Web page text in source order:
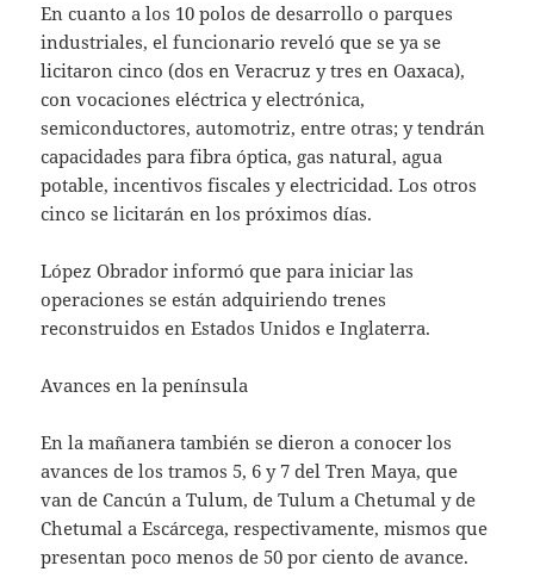
En cuanto a los 10 polos de desarrollo o parques
industriales, el funcionario reveló que se ya se
licitaron cinco (dos en Veracruz y tres en Oaxaca),
con vocaciones eléctrica y electrónica,
semiconductores, automotriz, entre otras; y tendrán
capacidades para fibra óptica, gas natural, agua
potable, incentivos fiscales y electricidad. Los otros
cinco se licitarán en los próximos días.
López Obrador informó que para iniciar las
operaciones se están adquiriendo trenes
reconstruidos en Estados Unidos e Inglaterra.
Avances en la península
En la mañanera también se dieron a conocer los
avances de los tramos 5, 6 y 7 del Tren Maya, que
van de Cancún a Tulum, de Tulum a Chetumal y de
Chetumal a Escárcega, respectivamente, mismos que
presentan poco menos de 50 por ciento de avance.